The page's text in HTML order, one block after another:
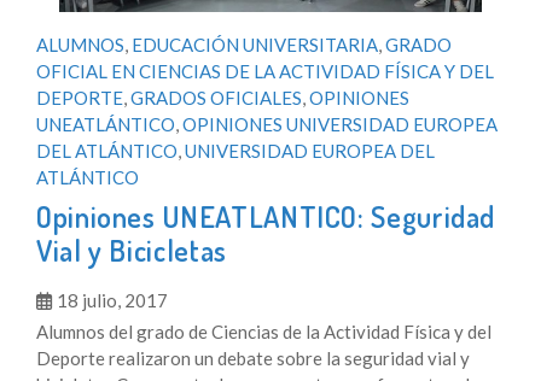
ALUMNOS, EDUCACIÓN UNIVERSITARIA,GRADO
OFICIAL EN CIENCIAS DE LA ACTIVIDAD FÍSICA Y DEL
DEPORTE,GRADOS OFICIALES,OPINIONES
UNEATLÁNTICO,OPINIONES UNIVERSIDAD EUROPEA
DEL ATLÁNTICO,UNIVERSIDAD EUROPEA DEL
ATLÁNTICO
Opiniones UNEATLANTICO: Seguridad
Vial y Bicicletas
18 julio, 2017
Alumnos del grado de Ciencias de la Actividad Física y del
Deporte realizaron un debate sobre la seguridad vial y